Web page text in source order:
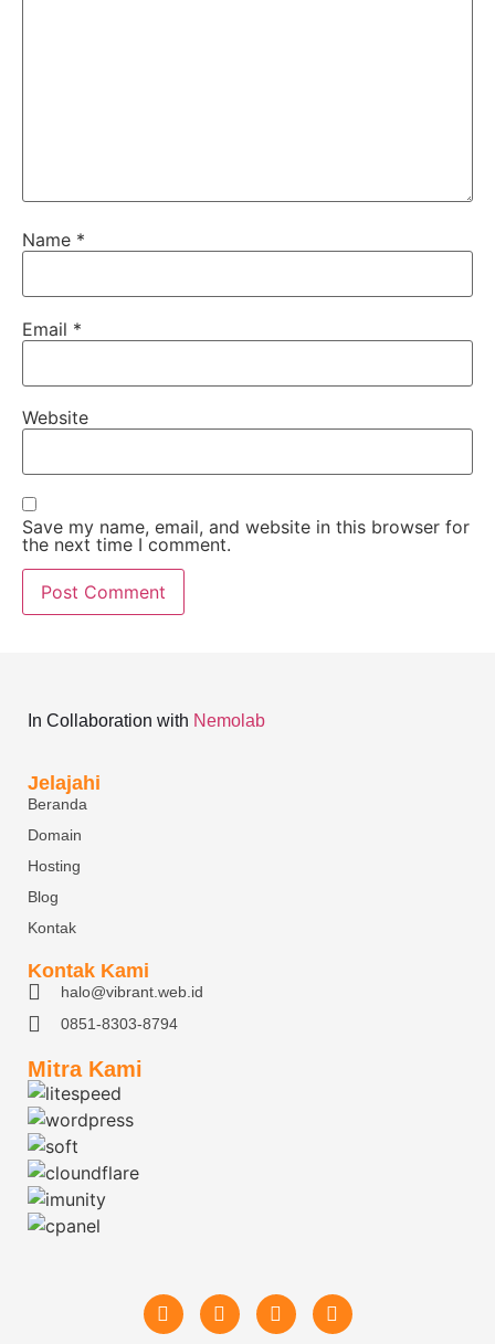
Name *
Email *
Website
Save my name, email, and website in this browser for
the next time I comment.
In Collaboration with Nemolab
Jelajahi
Beranda
Domain
Hosting
Blog
Kontak
Kontak Kami
halo@vibrant.web.id
0851-8303-8794
Mitra Kami